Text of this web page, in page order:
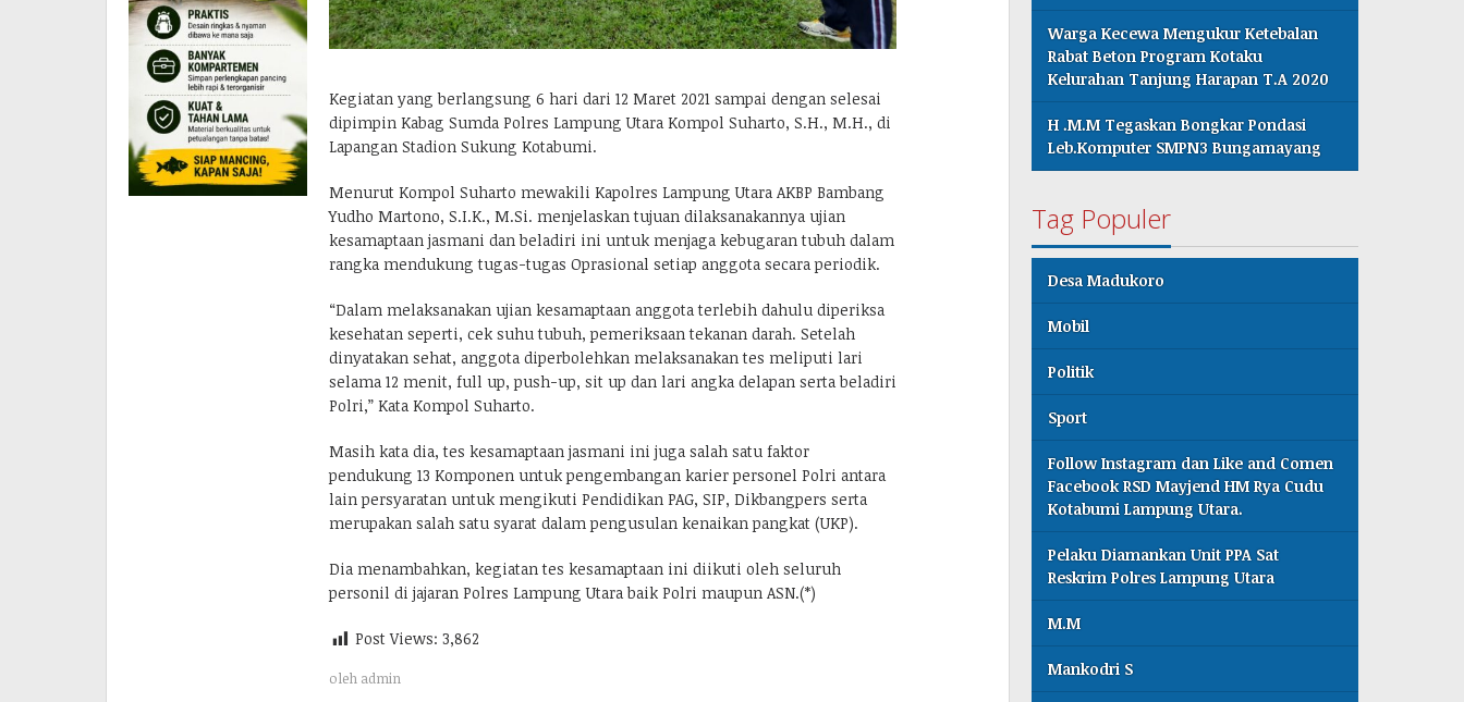
Kegiatan yang berlangsung 6 hari dari 12 Maret 2021 sampai dengan selesai
dipimpin Kabag Sumda Polres Lampung Utara Kompol Suharto, S.H., M.H., di
Lapangan Stadion Sukung Kotabumi.
Menurut Kompol Suharto mewakili Kapolres Lampung Utara AKBP Bambang
Yudho Martono, S.I.K., M.Si. menjelaskan tujuan dilaksanakannya ujian
kesamaptaan jasmani dan beladiri ini untuk menjaga kebugaran tubuh dalam
rangka mendukung tugas-tugas Oprasional setiap anggota secara periodik.
“Dalam melaksanakan ujian kesamaptaan anggota terlebih dahulu diperiksa
kesehatan seperti, cek suhu tubuh, pemeriksaan tekanan darah. Setelah
dinyatakan sehat, anggota diperbolehkan melaksanakan tes meliputi lari
selama 12 menit, full up, push-up, sit up dan lari angka delapan serta beladiri
Polri,” Kata Kompol Suharto.
Masih kata dia, tes kesamaptaan jasmani ini juga salah satu faktor
pendukung 13 Komponen untuk pengembangan karier personel Polri antara
lain persyaratan untuk mengikuti Pendidikan PAG, SIP, Dikbangpers serta
merupakan salah satu syarat dalam pengusulan kenaikan pangkat (UKP).
Dia menambahkan, kegiatan tes kesamaptaan ini diikuti oleh seluruh
personil di jajaran Polres Lampung Utara baik Polri maupun ASN.(*)
Post Views: 3,862
oleh admin
Warga Kecewa Mengukur Ketebalan
Rabat Beton Program Kotaku
Kelurahan Tanjung Harapan T.A 2020
H .M.M Tegaskan Bongkar Pondasi
Leb.Komputer SMPN3 Bungamayang
Tag Populer
Desa Madukoro
Mobil
Politik
Sport
Follow Instagram dan Like and Comen
Facebook RSD Mayjend HM Rya Cudu
Kotabumi Lampung Utara.
Pelaku Diamankan Unit PPA Sat
Reskrim Polres Lampung Utara
M.M
Mankodri S